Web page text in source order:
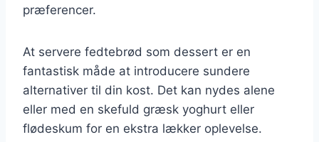
præferencer.
At servere fedtebrød som dessert er en
fantastisk måde at introducere sundere
alternativer til din kost. Det kan nydes alene
eller med en skefuld græsk yoghurt eller
flødeskum for en ekstra lækker oplevelse.